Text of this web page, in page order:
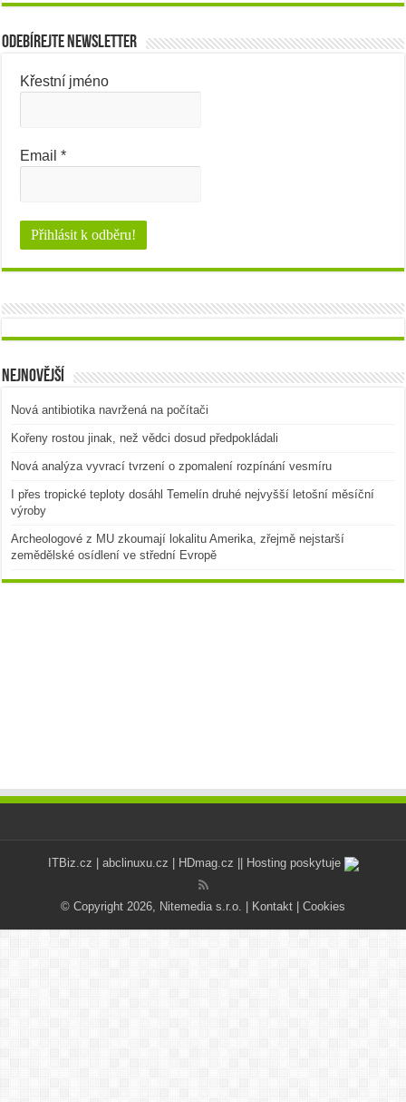
Odebírejte newsletter
Křestní jméno
Email*
Nejnovější
Nová antibiotika navržená na počítači
Kořeny rostou jinak, než vědci dosud předpokládali
Nová analýza vyvrací tvrzení o zpomalení rozpínání vesmíru
I přes tropické teploty dosáhl Temelín druhé nejvyšší letošní měsíční
výroby
Archeologové z MU zkoumají lokalitu Amerika, zřejmě nejstarší
zemědělské osídlení ve střední Evropě
ITBiz.cz abclinuxu.cz HDmag.cz || Hosting poskytuje
© Copyright 2026, Nitemedia s.r.o. | Kontakt Cookies